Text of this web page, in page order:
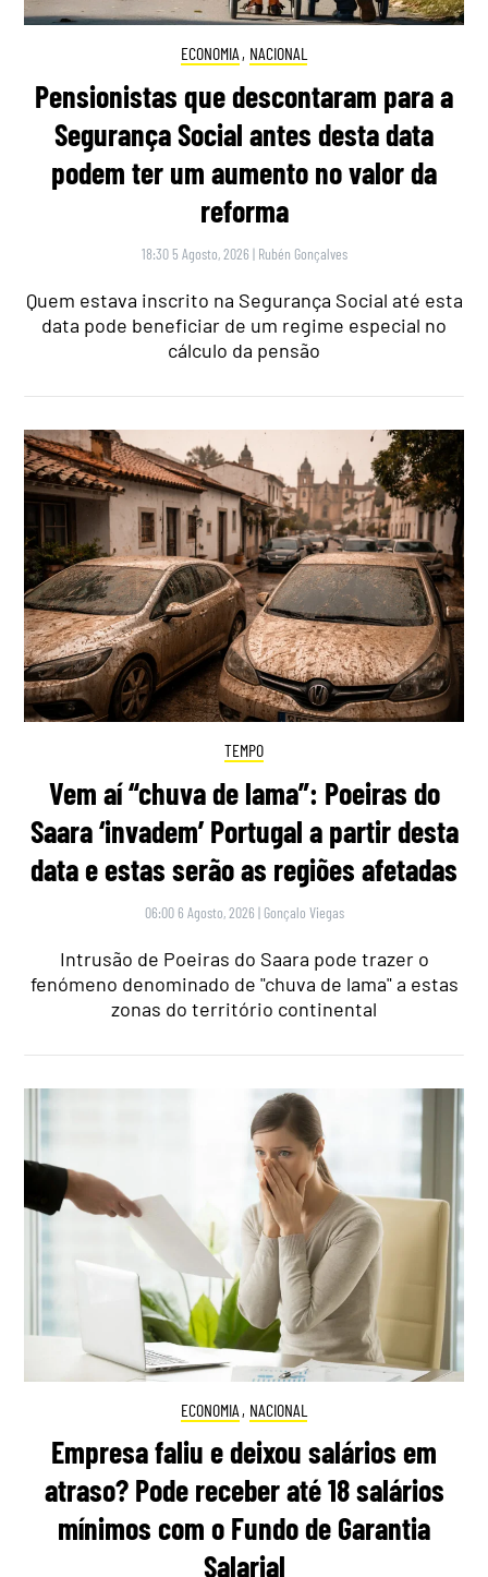
ECONOMIA , NACIONAL
Pensionistas que descontaram para a
Segurança Social antes desta data
podem ter um aumento no valor da
reforma
18:30 5 Agosto, 2026 | Rubén Gonçalves
Quem estava inscrito na Segurança Social até esta
data pode beneficiar de um regime especial no
cálculo da pensão
TEMPO
Vem aí “chuva de lama”: Poeiras do
Saara ‘invadem’ Portugal a partir desta
data e estas serão as regiões afetadas
06:00 6 Agosto, 2026 | Gonçalo Viegas
Intrusão de Poeiras do Saara pode trazer o
fenómeno denominado de "chuva de lama" a estas
zonas do território continental
ECONOMIA , NACIONAL
Empresa faliu e deixou salários em
atraso? Pode receber até 18 salários
mínimos com o Fundo de Garantia
Salarial